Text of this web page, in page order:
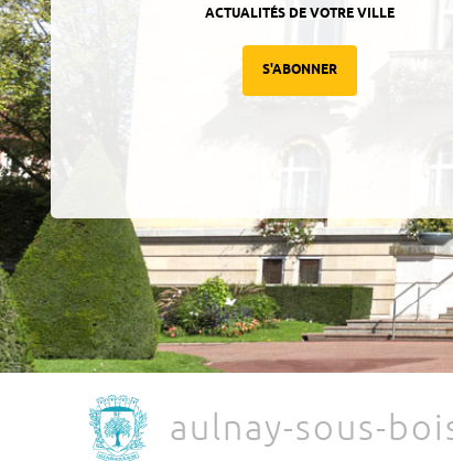
ACTUALITÉS DE VOTRE VILLE
S'ABONNER
aulnay-sous-